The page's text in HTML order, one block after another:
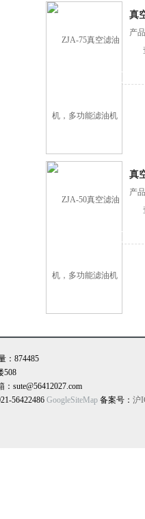
真
产
真
产
：874485
508
sute@56412027.com
56422486 GoogleSiteMap 备案号： 沪